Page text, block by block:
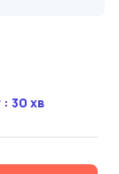
: 30 хв